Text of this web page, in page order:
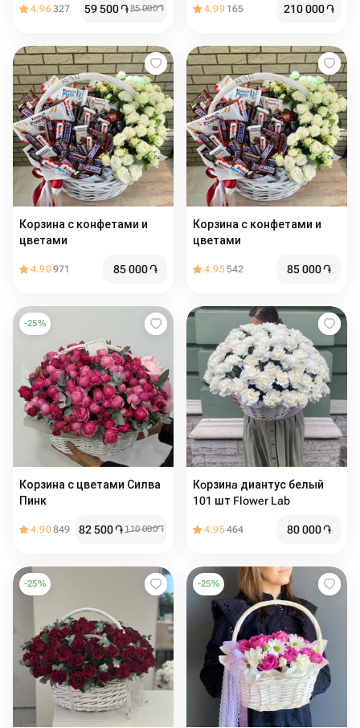
4.96327 59 500֏85 000֏ 4.99 165 210 000֏
Корзина с конфетами и
цветами
4.90971 85 000֏
Корзина с конфетами и
цветами
4.95542 85 000֏
-25%
Корзина с цветами Силва
Пинк ️️
4.90849 82 500֏ 110 000֏
Кoрзинa диантус белый
101 шт Flower Lab
4.95464 80 000֏
-25% -25%